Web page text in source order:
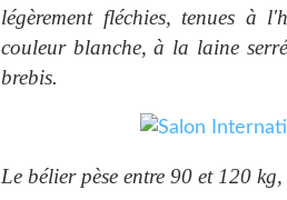
légèrement fléchies, tenues à
couleur blanche, à la laine
brebis.
Le bélier pèse entre 90 et 120